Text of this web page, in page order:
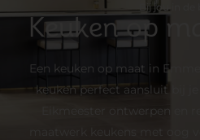
Bij jou in de
Keuken op
Een keuken op maat in
keuken perfect aansluit bij
Eikmeester ontwerpen en
maatwerk keukens met oog